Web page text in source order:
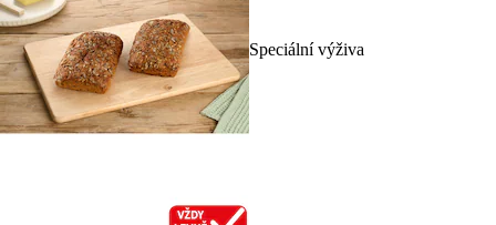
Speciální výživa